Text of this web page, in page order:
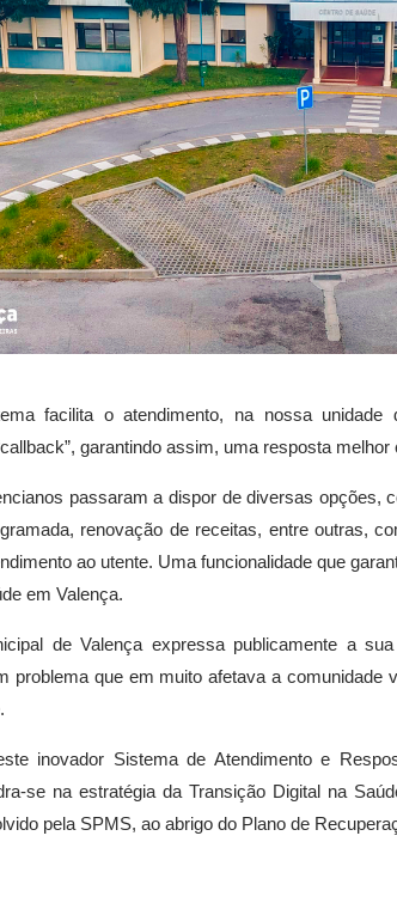
facilita o atendimento, na nossa unidade
garantindo assim, uma resposta
passaram a dispor de diversas opções,
renovação de receitas, entre outras,
ao utente. Uma funcionalidade que
em Valença.
de Valença expressa publicamente a
problema que em muito afetava a
inovador Sistema de Atendimento e
se na estratégia da Transição Digital na
pela SPMS, ao abrigo do Plano de